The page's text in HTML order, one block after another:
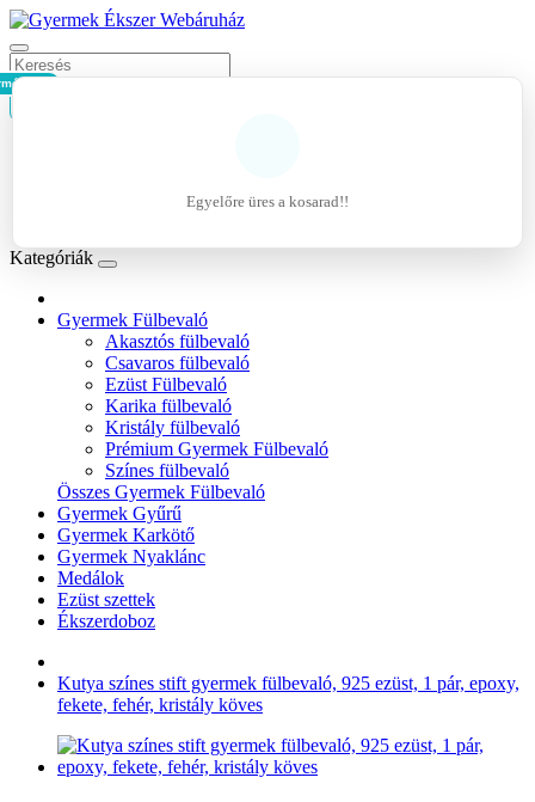
- 0Ft
Egyelőre üres a kosarad!!
Kategóriák
Gyermek Fülbevaló
Akasztós fülbevaló
Csavaros fülbevaló
Ezüst Fülbevaló
Karika fülbevaló
Kristály fülbevaló
Prémium Gyermek Fülbevaló
Színes fülbevaló
Összes Gyermek Fülbevaló
Gyermek Gyűrű
Gyermek Karkötő
Gyermek Nyaklánc
Medálok
Ezüst szettek
Ékszerdoboz
Kutya színes stift gyermek fülbevaló, 925 ezüst, 1 pár, epoxy,
fekete, fehér, kristály köves